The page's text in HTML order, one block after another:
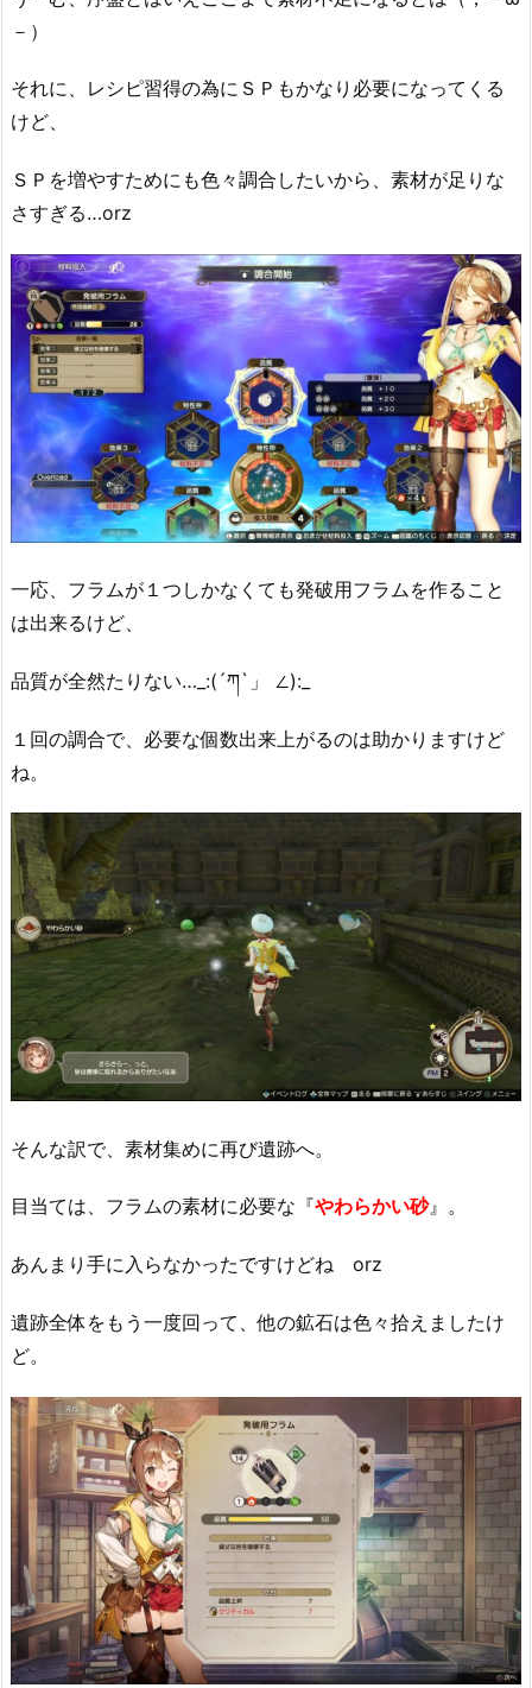
－）
それに、レシピ習得の為にＳＰもかなり必要になってくる
けど、
ＳＰを増やすためにも色々調合したいから、素材が足りな
さすぎる…orz
一応、フラムが１つしかなくても発破用フラムを作ること
は出来るけど、
品質が全然たりない…_:(´ཀ`」 ∠):_
１回の調合で、必要な個数出来上がるのは助かりますけど
ね。
そんな訳で、素材集めに再び遺跡へ。
目当ては、フラムの素材に必要な『やわらかい砂』。
あんまり手に入らなかったですけどね orz
遺跡全体をもう一度回って、他の鉱石は色々拾えましたけ
ど。